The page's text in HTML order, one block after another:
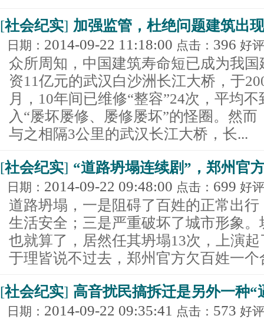
[社会纪实] 加强监管，杜绝问题建筑出现
日期： 2014-09-22 11:18:00 点击： 396 好
众所周知，中国建筑寿命短已成为我
资11亿元的武汉白沙洲长江大桥，于
月，10年间已维修“整容”24次，平均
入“屡坏屡修、屡修屡坏”的怪圈。然
与之相隔3公里的武汉长江大桥，长...
[社会纪实] “道路坍塌连续剧”，郑州官
日期： 2014-09-22 09:48:00 点击： 699 好
道路坍塌，一是阻碍了百姓的正常出
生活安全；三是严重破坏了城市形象
也就算了，居然任其坍塌13次，上演
于理皆说不过去，郑州官方欠百姓一个
[社会纪实] 高音扰民搞拆迁是另外一种“
日期： 2014-09-22 09:35:41 点击： 573 好